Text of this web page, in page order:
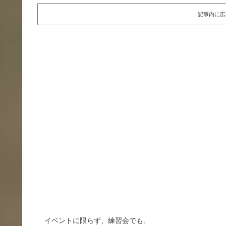
記事内に広
イベントに限らず、練習会でも、